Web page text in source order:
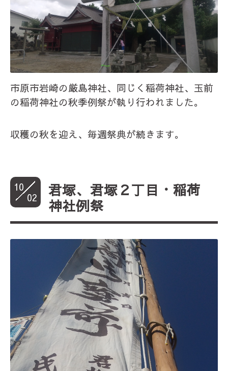
市原市岩崎の厳島神社、同じく稲荷神社、玉前
の稲荷神社の秋季例祭が執り行われました。
収穫の秋を迎え、毎週祭典が続きます。
10
02
君塚、君塚２丁目・稲荷
神社例祭